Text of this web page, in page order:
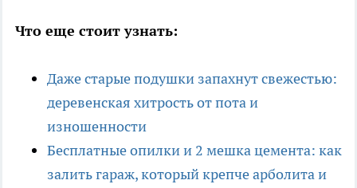
Что еще стоит узнать:
Даже старые подушки запахнут свежестью:
деревенская хитрость от пота и
изношенности
Бесплатные опилки и 2 мешка цемента: как
залить гараж, который крепче арболита и